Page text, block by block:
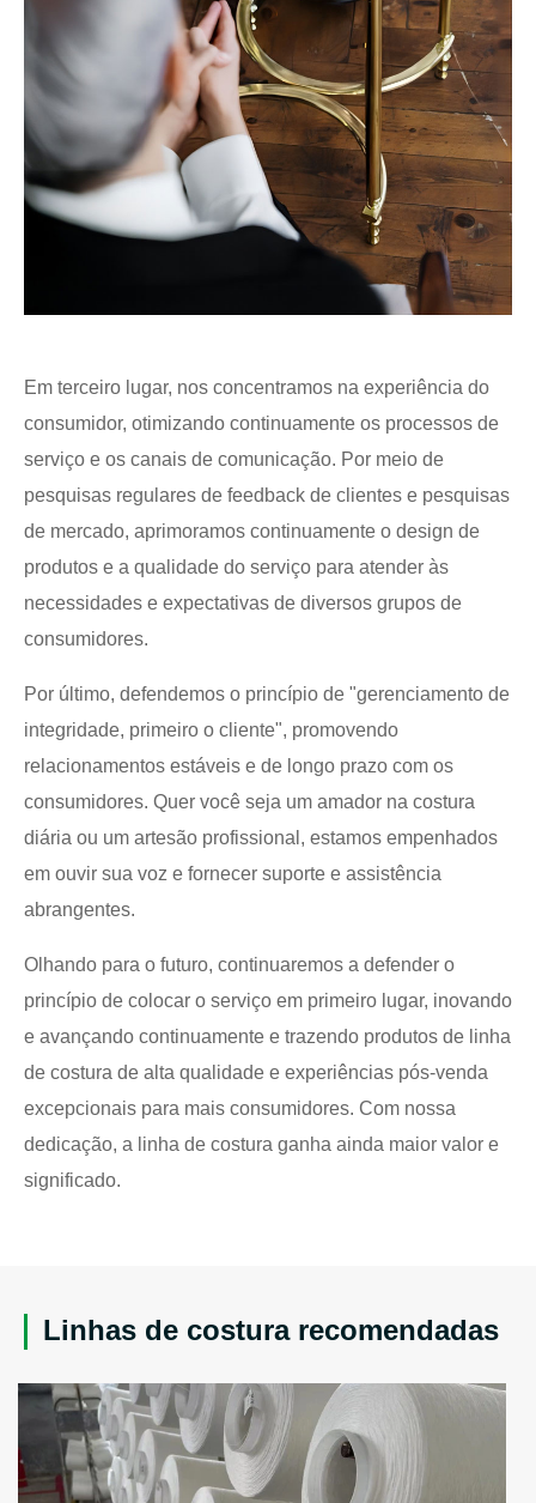
Em terceiro lugar, nos concentramos na experiência do
consumidor, otimizando continuamente os processos de
serviço e os canais de comunicação. Por meio de
pesquisas regulares de feedback de clientes e pesquisas
de mercado, aprimoramos continuamente o design de
produtos e a qualidade do serviço para atender às
necessidades e expectativas de diversos grupos de
consumidores.
Por último, defendemos o princípio de "gerenciamento de
integridade, primeiro o cliente", promovendo
relacionamentos estáveis e de longo prazo com os
consumidores. Quer você seja um amador na costura
diária ou um artesão profissional, estamos empenhados
em ouvir sua voz e fornecer suporte e assistência
abrangentes.
Olhando para o futuro, continuaremos a defender o
princípio de colocar o serviço em primeiro lugar, inovando
e avançando continuamente e trazendo produtos de linha
de costura de alta qualidade e experiências pós-venda
excepcionais para mais consumidores. Com nossa
dedicação, a linha de costura ganha ainda maior valor e
significado.
Linhas de costura recomendadas